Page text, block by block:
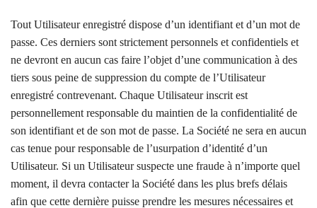
Tout Utilisateur enregistré dispose d’un identifiant et d’un mot de
passe. Ces derniers sont strictement personnels et confidentiels et
ne devront en aucun cas faire l’objet d’une communication à des
tiers sous peine de suppression du compte de l’Utilisateur
enregistré contrevenant. Chaque Utilisateur inscrit est
personnellement responsable du maintien de la confidentialité de
son identifiant et de son mot de passe. La Société ne sera en aucun
cas tenue pour responsable de l’usurpation d’identité d’un
Utilisateur. Si un Utilisateur suspecte une fraude à n’importe quel
moment, il devra contacter la Société dans les plus brefs délais
afin que cette dernière puisse prendre les mesures nécessaires et